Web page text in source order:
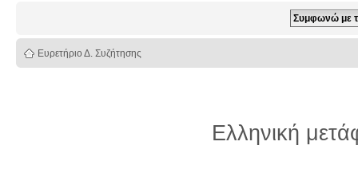
Ευρετήριο Δ. Συζήτησης
Ελληνική